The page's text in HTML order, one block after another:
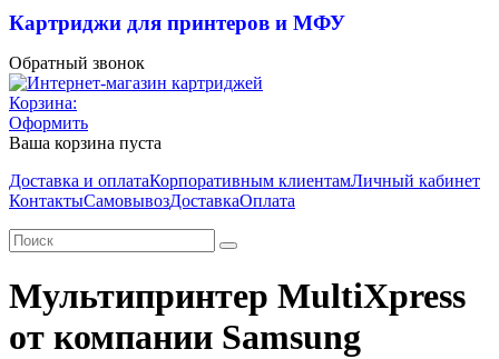
Картриджи для принтеров и МФУ
Обратный звонок
Корзина:
Оформить
Ваша корзина пуста
Доставка и оплатаКорпоративным клиентамЛичный кабинет
КонтактыСамовывозДоставкаОплата
Мультипринтер MultiXpress
от компании Samsung